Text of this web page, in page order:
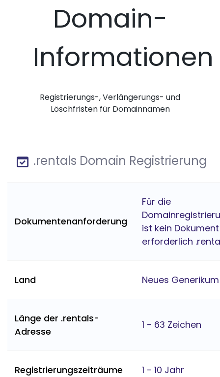
Domain-
Informationen
Registrierungs-, Verlängerungs- und
Löschfristen für Domainnamen
.rentals Domain Registrierung
Dokumentenanforderung
Für die
ist kein Dokument
erforderlich
Land Neues Generikum
Länge der .rentals-
Adresse
1 - 63 Zeichen
Registrierungszeiträume 1 - 10 Jahr